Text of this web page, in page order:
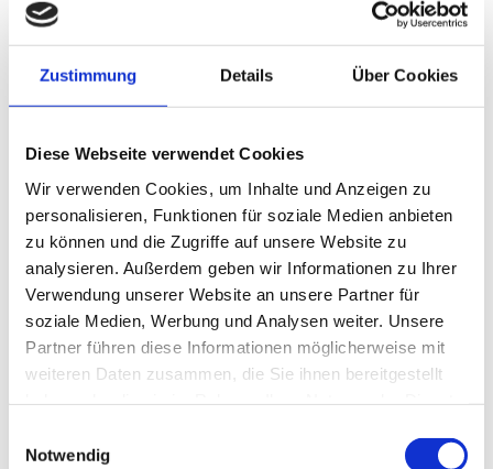
Zustimmung Details Über Cookies
Diese Webseite verwendet Cookies
Wir verwenden Cookies, um Inhalte und Anzeigen zu
personalisieren, Funktionen für soziale Medien anbieten
zu können und die Zugriffe auf unsere Website zu
analysieren. Außerdem geben wir Informationen zu Ihrer
Verwendung unserer Website an unsere Partner für
soziale Medien, Werbung und Analysen weiter. Unsere
Partner führen diese Informationen möglicherweise mit
weiteren Daten zusammen, die Sie ihnen bereitgestellt
Notwendig
Handwerksvorführung
"Kunst | kennen | lernen"
Gelegenheit, Kunstschaffenden bei ihrer faszinierenden Arbeit
über die Schulter zu schauen.